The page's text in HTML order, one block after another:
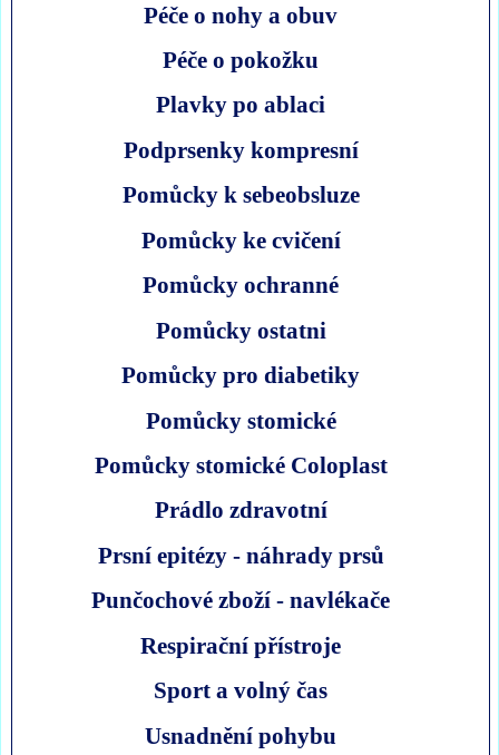
Péče o nohy a obuv
Péče o pokožku
Plavky po ablaci
Podprsenky kompresní
Pomůcky k sebeobsluze
Pomůcky ke cvičení
Pomůcky ochranné
Pomůcky ostatni
Pomůcky pro diabetiky
Pomůcky stomické
Pomůcky stomické Coloplast
Prádlo zdravotní
Prsní epitézy - náhrady prsů
Punčochové zboží - navlékače
Respirační přístroje
Sport a volný čas
Usnadnění pohybu